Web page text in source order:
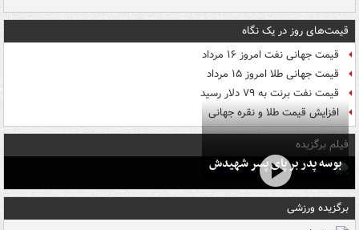
قیمت‌های روز در یک نگاه
قیمت جهانی نفت امروز ۱۶ مرداد
قیمت جهانی طلا امروز ۱۵ مرداد
قیمت نفت برنت به ۷۹ دلار رسید
افزایش قیمت طلا و نقره جهانی
فیلم برگزیده
بوسه‌ پدر بر پای پسر شهیدش
برگزیده ورزشی